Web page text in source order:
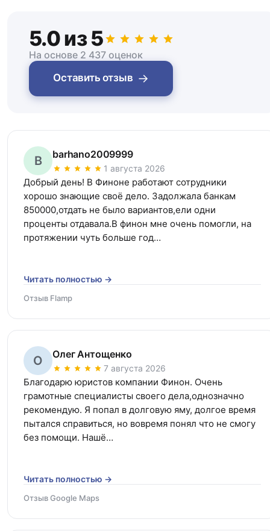
5.0 из 5
На основе 2 437 оценок
Оставить отзыв →
B barhano2009999
1 августа 2026
Добрый день! В Финоне работают сотрудники
хорошо знающие своё дело. Задолжала банкам
850000,отдать не было вариантов,ели одни
проценты отдавала.В финон мне очень помогли, на
протяжении чуть больше год…
Читать полностью →
Отзыв Flamp
О Олег Антощенко
7 августа 2026
Благодарю юристов компании Финон. Очень
грамотные специалисты своего дела,однозначно
рекомендую. Я попал в долговую яму, долгое время
пытался справиться, но вовремя понял что не смогу
без помощи. Нашё…
Читать полностью →
Отзыв Google Maps